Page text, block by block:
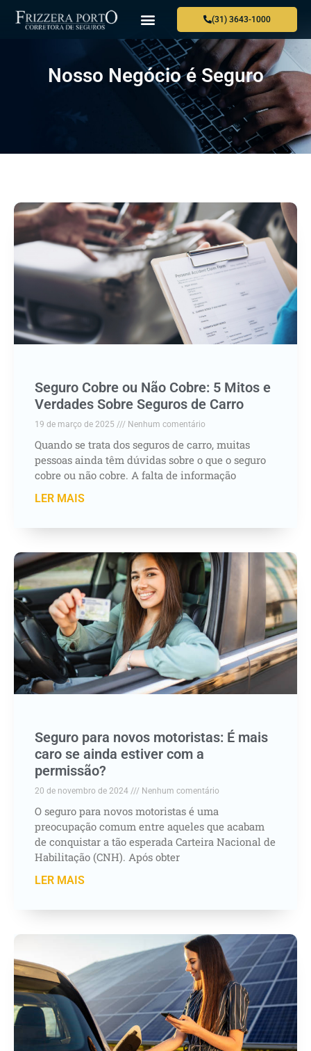
(31) 3643-1000
Nosso Negócio é Seguro
Seguro Cobre ou Não Cobre: 5 Mitos e
Verdades Sobre Seguros de Carro
19 de março de 2025 Nenhum comentário
Quando se trata dos seguros de carro, muitas
pessoas ainda têm dúvidas sobre o que o seguro
cobre ou não cobre. A falta de informação
LER MAIS
Seguro para novos motoristas: É mais
caro se ainda estiver com a
permissão?
20 de novembro de 2024 Nenhum comentário
O seguro para novos motoristas é uma
preocupação comum entre aqueles que acabam
de conquistar a tão esperada Carteira Nacional de
Habilitação (CNH). Após obter
LER MAIS